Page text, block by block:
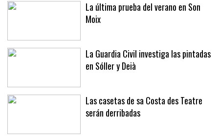
La última prueba del verano en Son
Moix
La Guardia Civil investiga las pintadas
en Sóller y Deià
Las casetas de sa Costa des Teatre
serán derribadas